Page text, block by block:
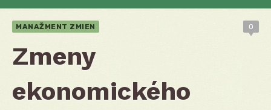
MANAŽMENT ZMIEN 0
Zmeny
ekonomického